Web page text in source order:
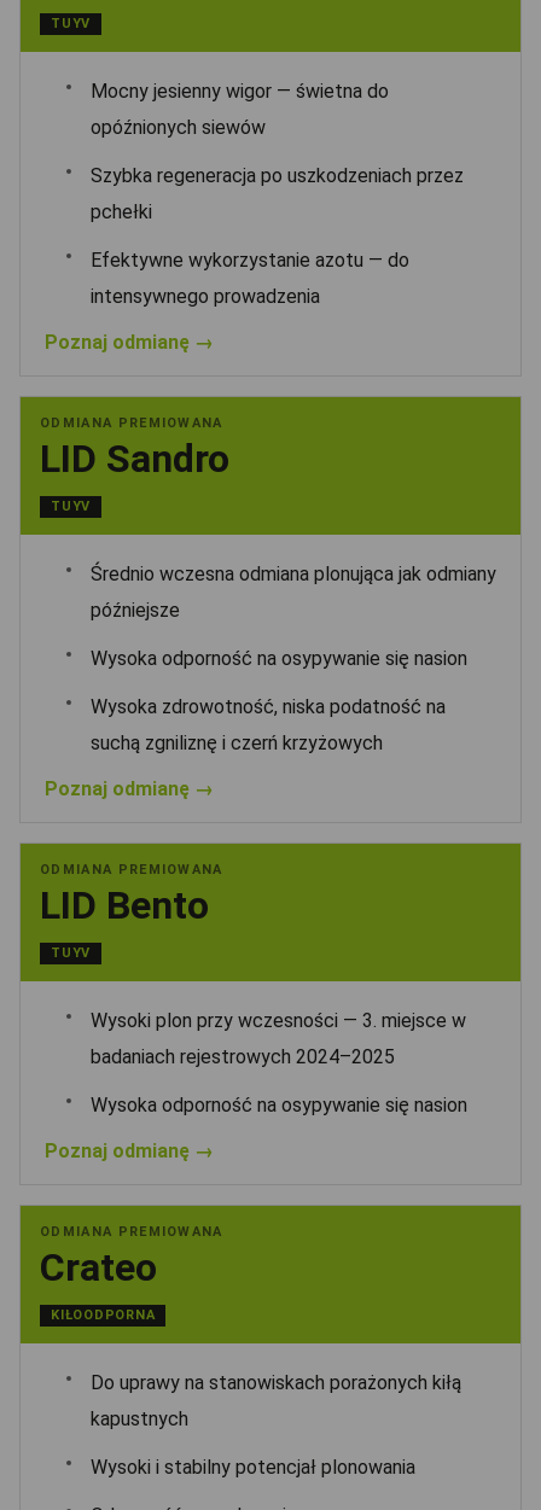
TUYV
Mocny jesienny wigor — świetna do
opóźnionych siewów
Szybka regeneracja po uszkodzeniach przez
pchełki
Efektywne wykorzystanie azotu — do
intensywnego prowadzenia
Poznaj odmianę →
ODMIANA PREMIOWANA
LID Sandro
TUYV
Średnio wczesna odmiana plonująca jak odmiany
późniejsze
Wysoka odporność na osypywanie się nasion
Wysoka zdrowotność, niska podatność na
suchą zgniliznę i czerń krzyżowych
Poznaj odmianę →
ODMIANA PREMIOWANA
LID Bento
TUYV
Wysoki plon przy wczesności — 3. miejsce w
badaniach rejestrowych 2024–2025
Wysoka odporność na osypywanie się nasion
Poznaj odmianę →
ODMIANA PREMIOWANA
Crateo
KIŁOODPORNA
Do uprawy na stanowiskach porażonych kiłą
kapustnych
Wysoki i stabilny potencjał plonowania